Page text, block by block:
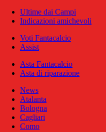
Ultime dai Campi
Indicazioni amichevoli
Voti Fantacalcio
Assist
Asta Fantacalcio
Asta di riparazione
News
Atalanta
Bologna
Cagliari
Como